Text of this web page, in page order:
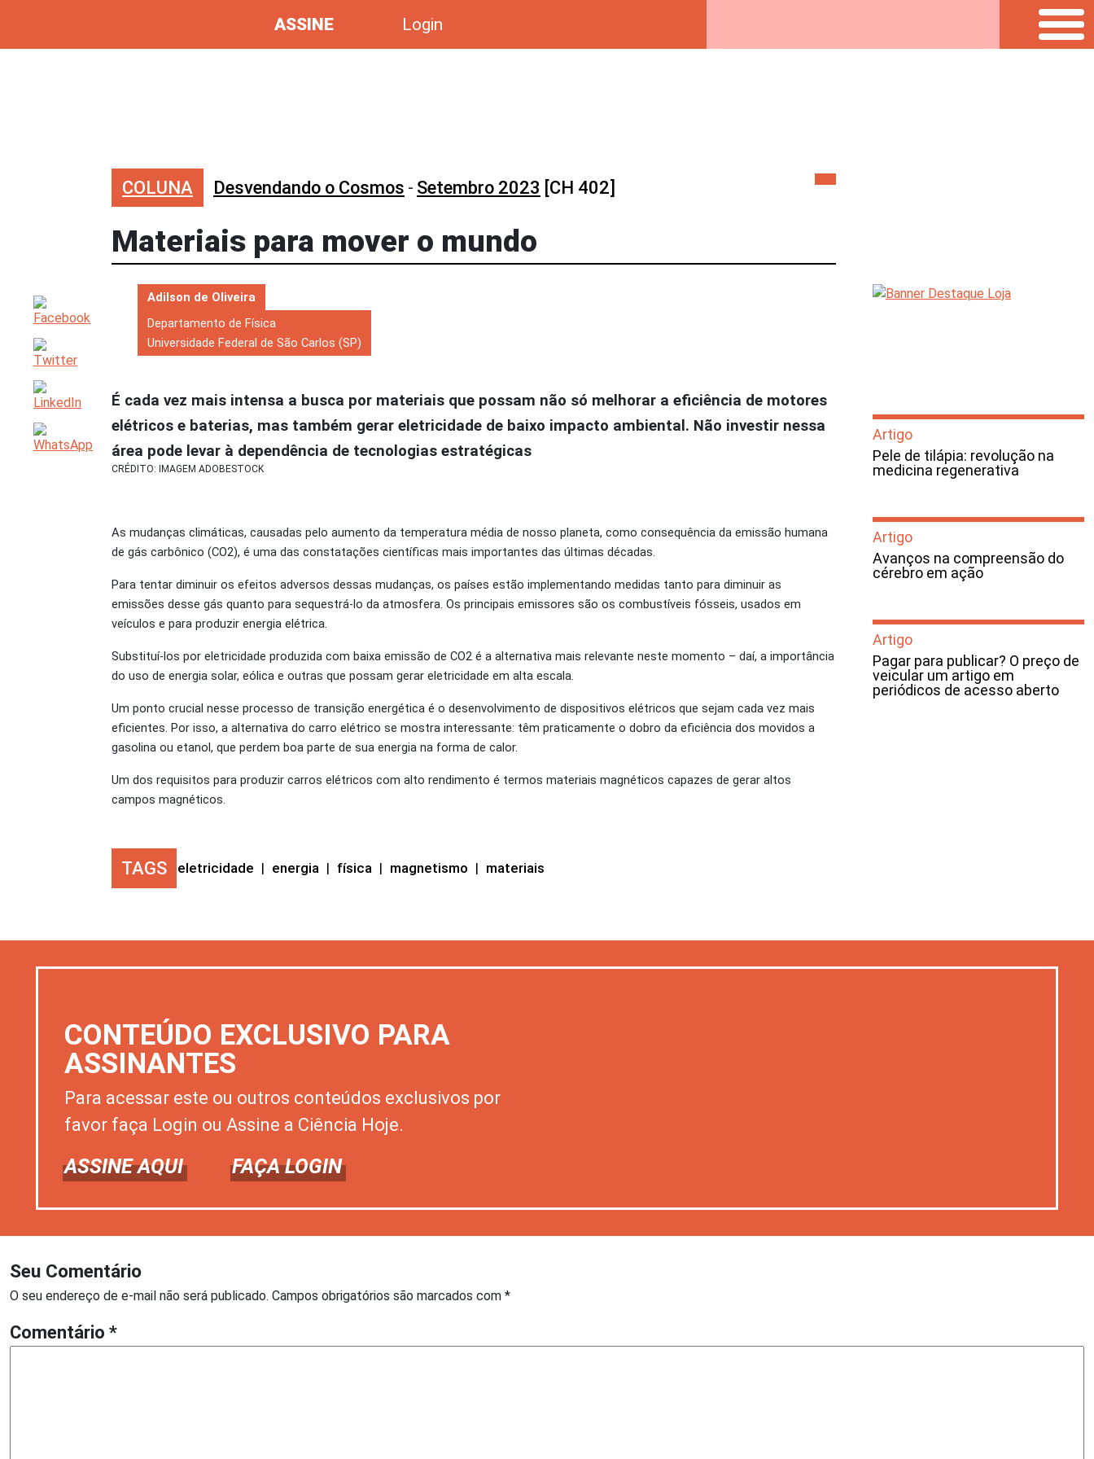
ASSINE Login
COLUNA Desvendando o Cosmos - Setembro 2023 [CH 402]
Materiais para mover o mundo
Adilson de Oliveira
Departamento de Física
Universidade Federal de São Carlos (SP)
É cada vez mais intensa a busca por materiais que possam não só melhorar a eficiência de motores
elétricos e baterias, mas também gerar eletricidade de baixo impacto ambiental. Não investir nessa
área pode levar à dependência de tecnologias estratégicas
CRÉDITO: IMAGEM ADOBESTOCK
As mudanças climáticas, causadas pelo aumento da temperatura média de nosso planeta, como consequência da emissão humana
de gás carbônico (CO2), é uma das constatações científicas mais importantes das últimas décadas.
Para tentar diminuir os efeitos adversos dessas mudanças, os países estão implementando medidas tanto para diminuir as
emissões desse gás quanto para sequestrá-lo da atmosfera. Os principais emissores são os combustíveis fósseis, usados em
veículos e para produzir energia elétrica.
Substituí-los por eletricidade produzida com baixa emissão de CO2 é a alternativa mais relevante neste momento – daí, a importância
do uso de energia solar, eólica e outras que possam gerar eletricidade em alta escala.
Um ponto crucial nesse processo de transição energética é o desenvolvimento de dispositivos elétricos que sejam cada vez mais
eficientes. Por isso, a alternativa do carro elétrico se mostra interessante: têm praticamente o dobro da eficiência dos movidos a
gasolina ou etanol, que perdem boa parte de sua energia na forma de calor.
Um dos requisitos para produzir carros elétricos com alto rendimento é termos materiais magnéticos capazes de gerar altos
campos magnéticos.
TAGS eletricidade | energia | física | magnetismo | materiais
Artigo
Pele de tilápia: revolução na
medicina regenerativa
Artigo
Avanços na compreensão do
cérebro em ação
Artigo
Pagar para publicar? O preço de
veicular um artigo em
periódicos de acesso aberto
CONTEÚDO EXCLUSIVO PARA
ASSINANTES
Para acessar este ou outros conteúdos exclusivos por
favor faça Login ou Assine a Ciência Hoje.
ASSINE AQUI FAÇA LOGIN
Seu Comentário
O seu endereço de e-mail não será publicado. Campos obrigatórios são marcados com *
Comentário *